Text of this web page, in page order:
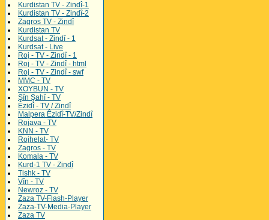
Kurdistan TV - Zindî-1
Kurdistan TV - Zindî-2
Zagros TV - Zindî
Kurdistan TV
Kurdsat - Zindî - 1
Kurdsat - Live
Roj - TV - Zindî - 1
Roj - TV - Zindî - html
Roj - TV - Zindî - swf
MMC - TV
XOYBUN - TV
Şîn Şahî - TV
Êzidî - TV / Zindî
Malpera Êzidî-TV/Zindî
Rojava - TV
KNN - TV
Rojhelat- TV
Zagros - TV
Komala - TV
Kurd-1 TV - Zindî
Tishk - TV
Vîn - TV
Newroz - TV
Zaza TV-Flash-Player
Zaza-TV-Media-Player
Zaza TV